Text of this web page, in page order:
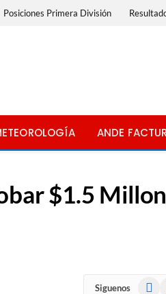
Posiciones Primera División
ANDE
$1.5
Siguenos